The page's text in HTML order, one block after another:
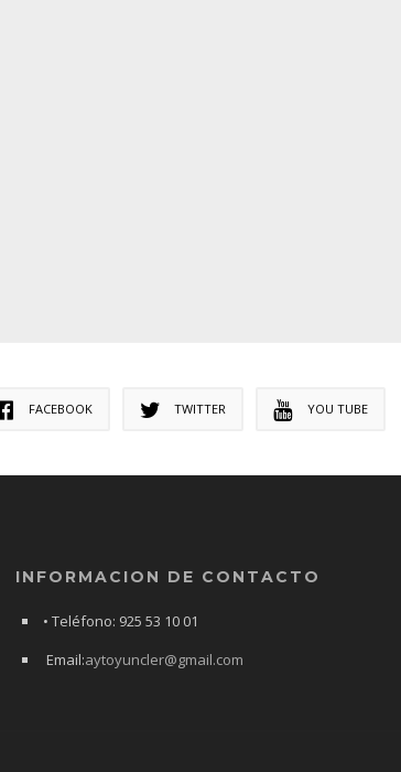
FACEBOOK TWITTER YOU TUBE
INFORMACION DE CONTACTO
• Teléfono: 925 53 10 01
Email:aytoyuncler@gmail.com